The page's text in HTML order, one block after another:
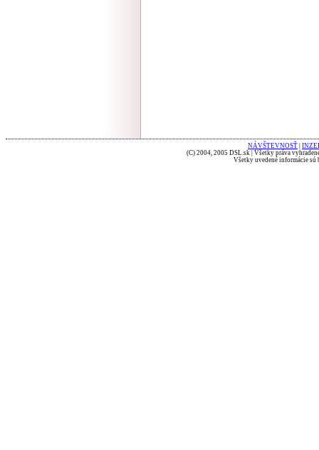
NÁVŠTEVNOSŤ
(C) 2004, 2005 DSL.sk | Všetky práva
Všetky uvedené informácie sú